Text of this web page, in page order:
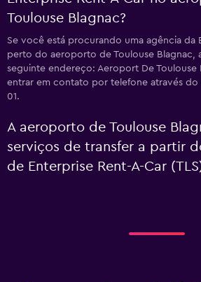
Toulouse Blagnac?
Se você está procurando uma agência da
perto do aeroporto de Toulouse Blagnac,
seguinte endereço: Aeroport De Toulouse
entrar em contato por telefone através do
01.
A aeroporto de Toulouse
serviços de transfer a partir
de Enterprise Rent-A-Car